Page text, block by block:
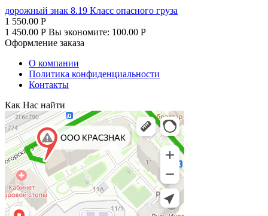
дорожный знак 8.19 Класс опасного груза
1 550.00 Р
1 450.00 Р Вы экономите: 100.00 Р
Оформление заказа
О компании
Политика конфиденциальности
Контакты
Как Нас найти